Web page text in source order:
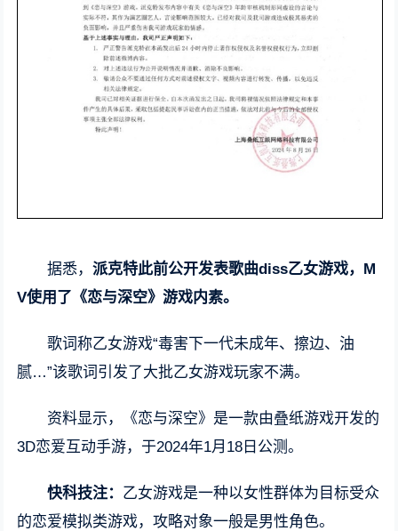
据悉，派克特此前公开发表歌曲diss乙女游戏，M
V使用了《恋与深空》游戏内素。
歌词称乙女游戏“毒害下一代未成年、擦边、油
腻…”该歌词引发了大批乙女游戏玩家不满。
资料显示，《恋与深空》是一款由叠纸游戏开发的
3D恋爱互动手游，于2024年1月18日公测。
快科技注： 乙女游戏是一种以女性群体为目标受众
的恋爱模拟类游戏，攻略对象一般是男性角色。